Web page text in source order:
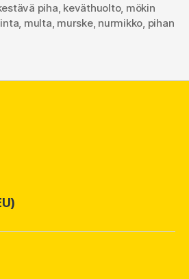
piha keväthuolto, mökin
multa murske, nurmikko pihan